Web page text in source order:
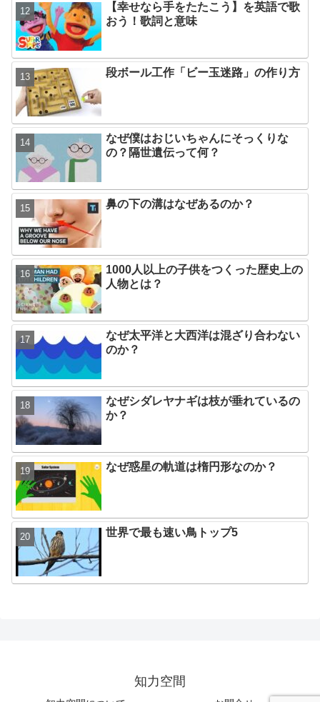
【幸せなら手をたたこう】を英語で歌
おう！歌詞と意味
段ボール工作「ビー玉迷路」の作り方
なぜ僕はおじいちゃんにそっくりな
の？隔世遺伝って何？
鼻の下の溝はなぜあるのか？
1000人以上の子供をつくった歴史上の
人物とは？
なぜ太平洋と大西洋は混ざり合わない
のか？
なぜシダレヤナギは枝が垂れているの
か？
なぜ惑星の軌道は楕円形なのか？
世界で最も速い鳥トップ5
知力空間